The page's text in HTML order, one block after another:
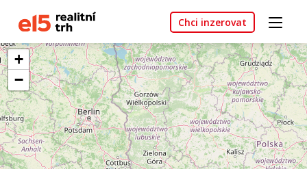
Chci inzerovat
+
−